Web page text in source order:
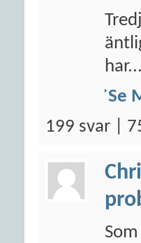
har...
Se
199 svar |